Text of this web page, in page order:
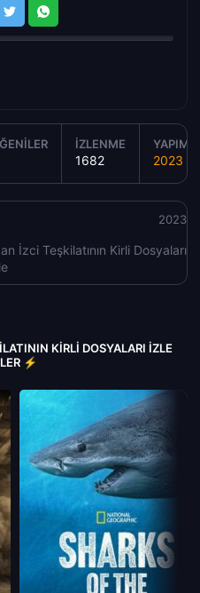
İZLENME
1682
YAPIM
2023
İzci Teşkilatının Kirli Dosyaları
2023
KIRLI DOSYALARI IZLE
⚡